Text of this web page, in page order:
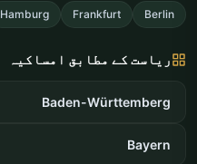
Berlin
Frankfurt
Hamburg
ریاست کے مطابق امساکیہ
Baden-Württemberg
Bayern